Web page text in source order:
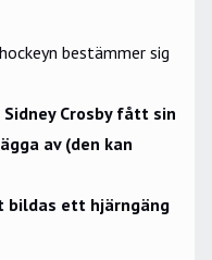
bestämmer sig
Crosby fått sin
av (den kan
bildas ett hjärngäng